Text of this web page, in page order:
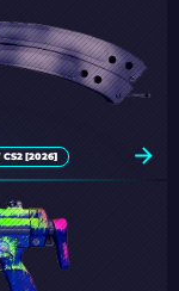
CS2 [2026]